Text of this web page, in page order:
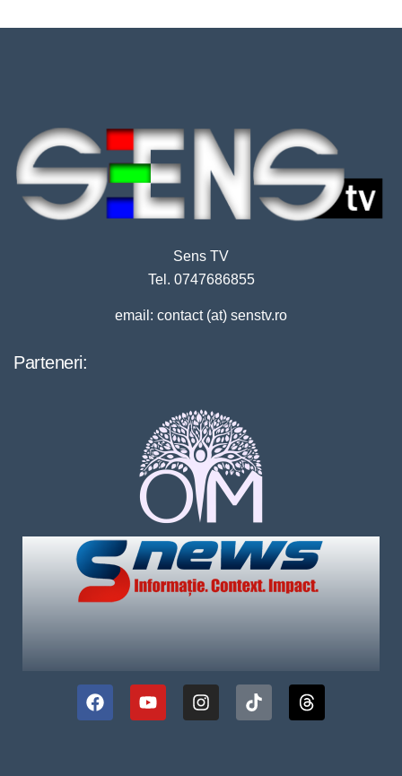
Sens TV
Tel. 0747686855
email: contact (at) senstv.ro
Parteneri: